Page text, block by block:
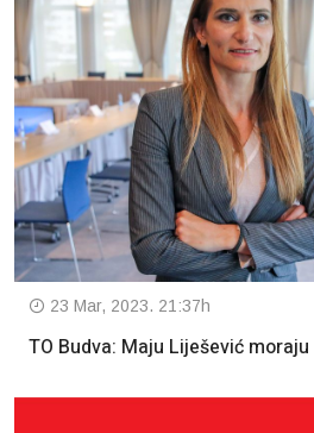
23 Mar, 2023. 21:37h
TO Budva: Maju Liješević